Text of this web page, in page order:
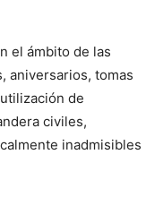
el ámbito de las
aniversarios, tomas
de
civiles,
inadmisibles